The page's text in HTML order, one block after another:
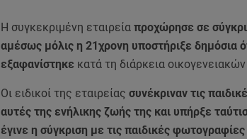
Η συγκεκριμένη εταιρεία προχώρησε σε
αμέσως μόλις η 21χρονη υποστήριξε δημόσια
εξαφανίστηκε κατά τη διάρκεια
Οι ειδικοί της εταιρείας συνέκριναν τις
αυτές της ενήλικης ζωής της και υπήρξε
έγινε η σύγκριση με τις παιδικές